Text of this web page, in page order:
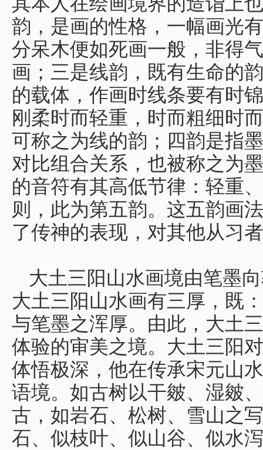
韵，是画的性格，一幅画光
分呆木便如死画一般，非得
画；三是线韵，既有生命的
的载体，作画时线条要有时
刚柔时而轻重，时而粗细时
可称之为线的韵；四韵是指
对比组合关系，也被称之为
的音符有其高低节律：轻重
则，此为第五韵。这五韵画
了传神的表现，对其他从习
大土三阳山水画境由笔墨
大土三阳山水画有三厚，既
与笔墨之浑厚。由此，大土
体验的审美之境。大土三阳
体悟极深，他在传承宋元山
语境。如古树以干皴、湿皴
古，如岩石、松树、雪山之
石、似枝叶、似山谷、似水